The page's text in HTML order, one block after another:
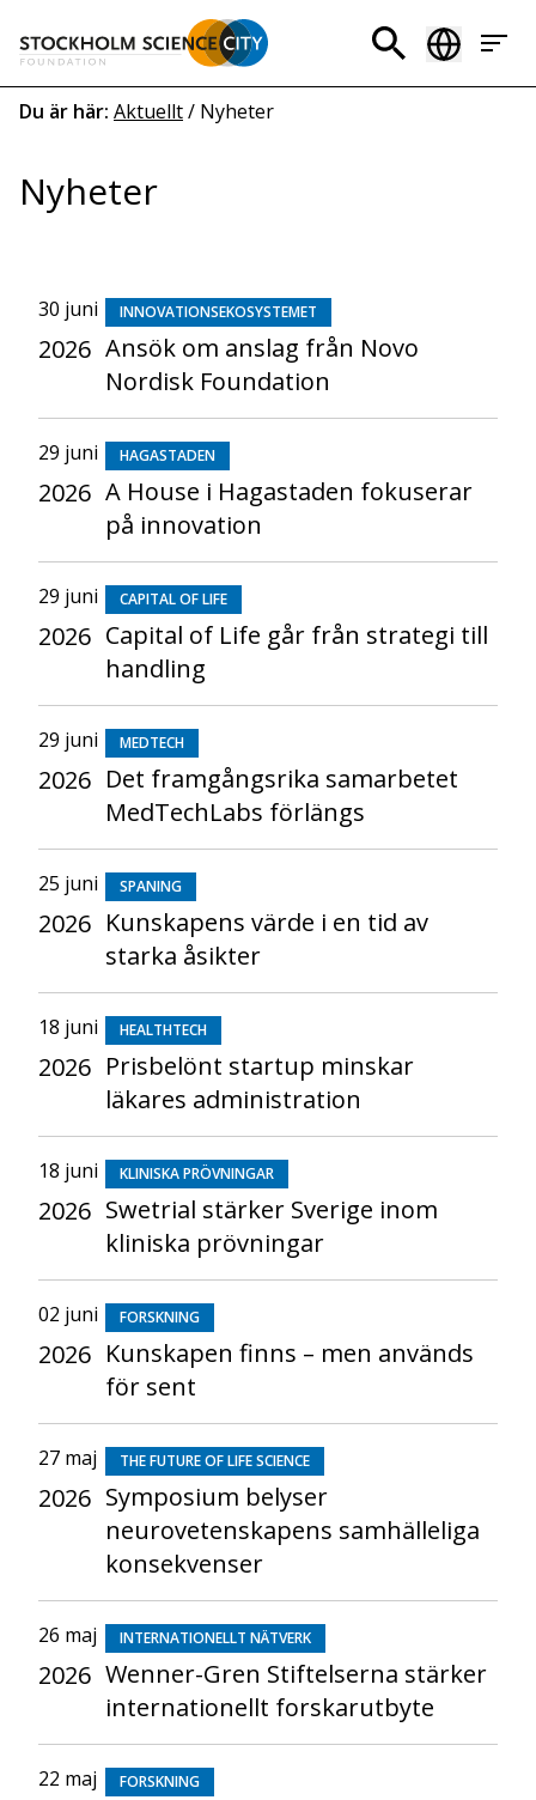
till
huvudinnehåll
Header
menu
Länkstig
Du är här: Aktuellt/ Nyheter
Nyheter
30 juni
2026
INNOVATIONSEKOSYSTEMET
Ansök om anslag från Novo
Nordisk Foundation
29 juni
2026
HAGASTADEN
A House i Hagastaden fokuserar
på innovation
29 juni
2026
CAPITAL OF LIFE
Capital of Life går från strategi till
handling
29 juni
2026
MEDTECH
Det framgångsrika samarbetet
MedTechLabs förlängs
25 juni
2026
SPANING
Kunskapens värde i en tid av
starka åsikter
18 juni
2026
HEALTHTECH
Prisbelönt startup minskar
läkares administration
18 juni
2026
KLINISKA PRÖVNINGAR
Swetrial stärker Sverige inom
kliniska prövningar
02 juni
2026
FORSKNING
Kunskapen finns – men används
för sent
27 maj
2026
THE FUTURE OF LIFE SCIENCE
Symposium belyser
neurovetenskapens samhälleliga
konsekvenser
26 maj
2026
INTERNATIONELLT NÄTVERK
Wenner-Gren Stiftelserna stärker
internationellt forskarutbyte
22 maj FORSKNING